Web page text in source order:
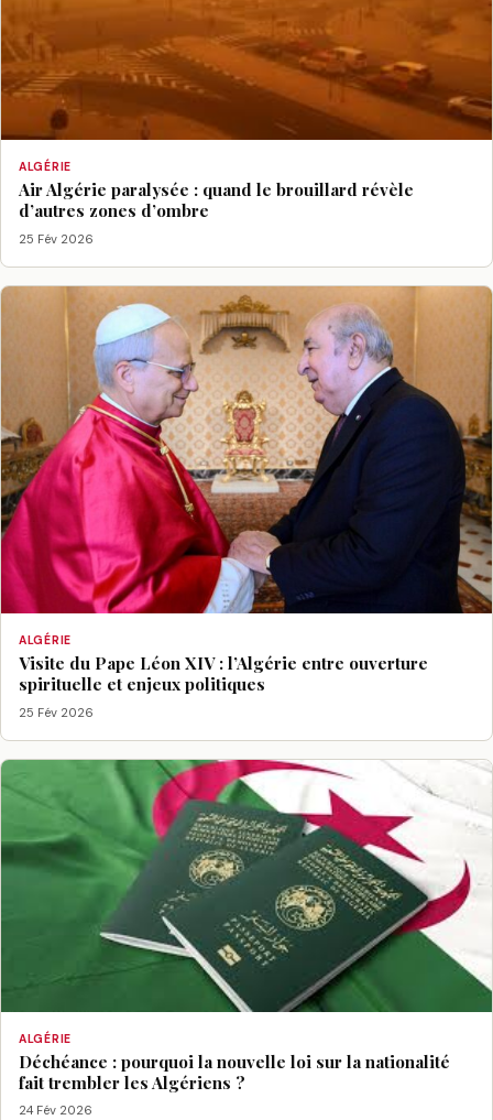
ALGÉRIE
Air Algérie paralysée : quand le brouillard révèle
d’autres zones d’ombre
25 Fév 2026
ALGÉRIE
Visite du Pape Léon XIV : l’Algérie entre ouverture
spirituelle et enjeux politiques
25 Fév 2026
ALGÉRIE
Déchéance : pourquoi la nouvelle loi sur la nationalité
fait trembler les Algériens ?
24 Fév 2026